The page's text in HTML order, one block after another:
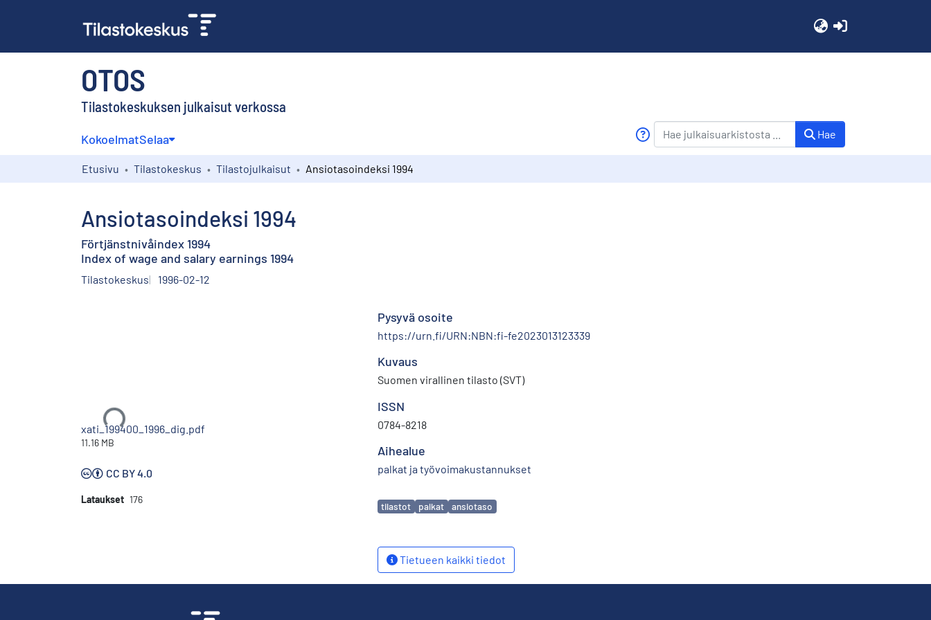
OTOS
Tilastokeskuksen julkaisut verkossa
KokoelmatSelaa Hae
Etusivu Tilastokeskus Tilastojulkaisut Ansiotasoindeksi 1994
Ansiotasoindeksi 1994
Förtjänstnivåindex 1994
Index of wage and salary earnings 1994
Tilastokeskus 1996-02-12
Ladataan...
xati_199400_1996_dig.pdf
11.16 MB
CC BY 4.0
Lataukset 176
Pysyvä osoite
https://urn.fi/URN:NBN:fi-fe2023013123339
Kuvaus
Suomen virallinen tilasto (SVT)
ISSN
0784-8218
Aihealue
palkat ja työvoimakustannukset
Avainsanat
tilastot palkat ansiotaso
Tietueen kaikki tiedot